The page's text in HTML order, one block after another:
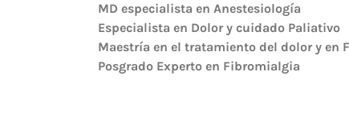
MD especialista en Anestesiología
Especialista en Dolor y cuidado Paliativo
Maestría en el tratamiento del dolor y en
Posgrado Experto en Fibromialgia